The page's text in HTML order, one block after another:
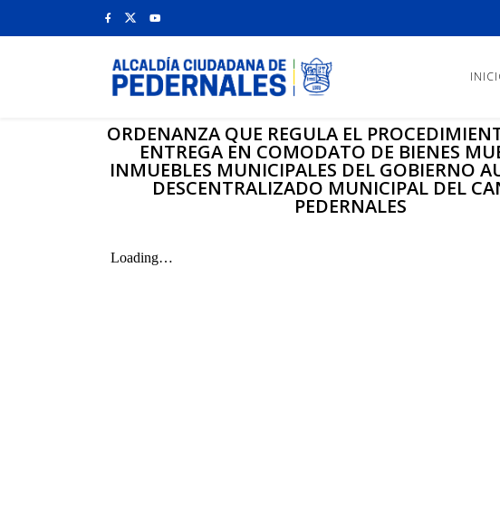
ORDENANZA QUE REGULA EL
ENTREGA EN COMODATO DE BIENES
INMUEBLES MUNICIPALES DEL GOBIERNO
DESCENTRALIZADO MUNICIPAL DEL
PEDERNALES